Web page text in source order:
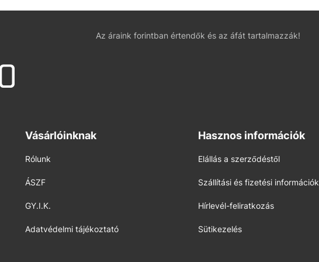
Az áraink forintban értendők és az áfát tartalmazzák!
Vásárlóinknak
Rólunk
ÁSZF
GY.I.K.
Adatvédelmi tájékoztató
Hasznos információk
Elállás a szerződéstől
Szállítási és fizetési információk
Hírlevél-feliratkozás
Sütikezelés